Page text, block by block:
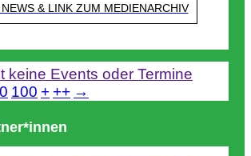
& LINK ZUM MEDIENARCHIV
keine Events oder Termine
100 + ++ →